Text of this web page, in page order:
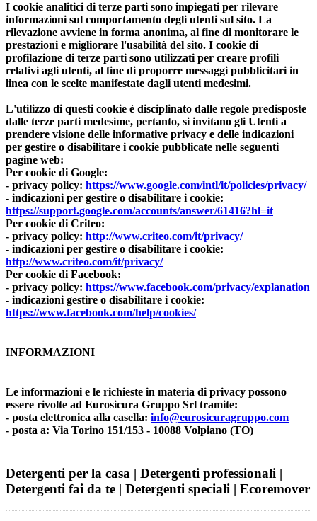
I cookie analitici di terze parti sono impiegati per rilevare
informazioni sul comportamento degli utenti sul sito. La
rilevazione avviene in forma anonima, al fine di monitorare le
prestazioni e migliorare l'usabilità del sito. I cookie di
profilazione di terze parti sono utilizzati per creare profili
relativi agli utenti, al fine di proporre messaggi pubblicitari in
linea con le scelte manifestate dagli utenti medesimi.
L'utilizzo di questi cookie è disciplinato dalle regole predisposte
dalle terze parti medesime, pertanto, si invitano gli Utenti a
prendere visione delle informative privacy e delle indicazioni
per gestire o disabilitare i cookie pubblicate nelle seguenti
pagine web:
Per cookie di Google:
- privacy policy: https://www.google.com/intl/it/policies/privacy/
- indicazioni per gestire o disabilitare i cookie:
https://support.google.com/accounts/answer/61416?hl=it
Per cookie di Criteo:
- privacy policy: http://www.criteo.com/it/privacy/
- indicazioni per gestire o disabilitare i cookie:
http://www.criteo.com/it/privacy/
Per cookie di Facebook:
- privacy policy: https://www.facebook.com/privacy/explanation
- indicazioni gestire o disabilitare i cookie:
https://www.facebook.com/help/cookies/
INFORMAZIONI
Le informazioni e le richieste in materia di privacy possono
essere rivolte ad Eurosicura Gruppo Srl tramite:
- posta elettronica alla casella: info@eurosicuragruppo.com
- posta a: Via Torino 151/153 - 10088 Volpiano (TO)
Detergenti per la casa | Detergenti professionali |
Detergenti fai da te | Detergenti speciali | Ecoremover